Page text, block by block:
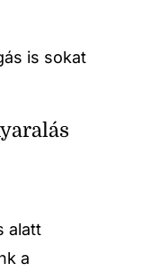
is sokat
alatt
a